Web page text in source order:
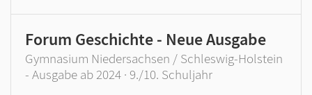
Forum Geschichte - Neue Ausgabe
Gymnasium Niedersachsen / Schleswig-Holstein
- Ausgabe ab 2024 · 9./10. Schuljahr